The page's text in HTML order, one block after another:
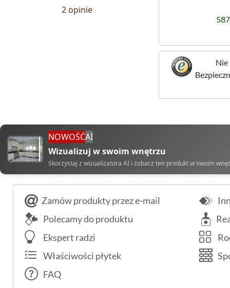
2 opinie
Nie
NOWOŚĆAI
Wizualizuj w swoim wnętrzu
Skorzystaj z wizualizatora AI i zobacz ten produkt w swoim
Zamów produkty przez e-mail
Polecamy do produktu
Ekspert radzi
Właściwości płytek
FAQ